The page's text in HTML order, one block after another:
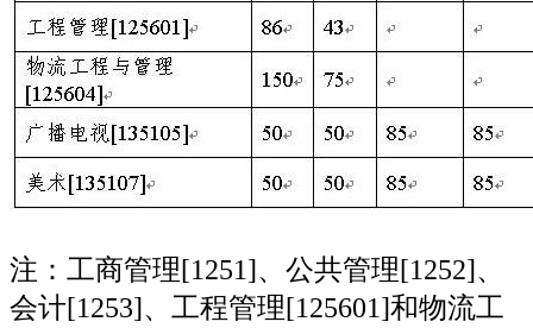
注：工商管理[1251]、公共管理[1252]、
会计[1253]、工程管理[125601]和物流工